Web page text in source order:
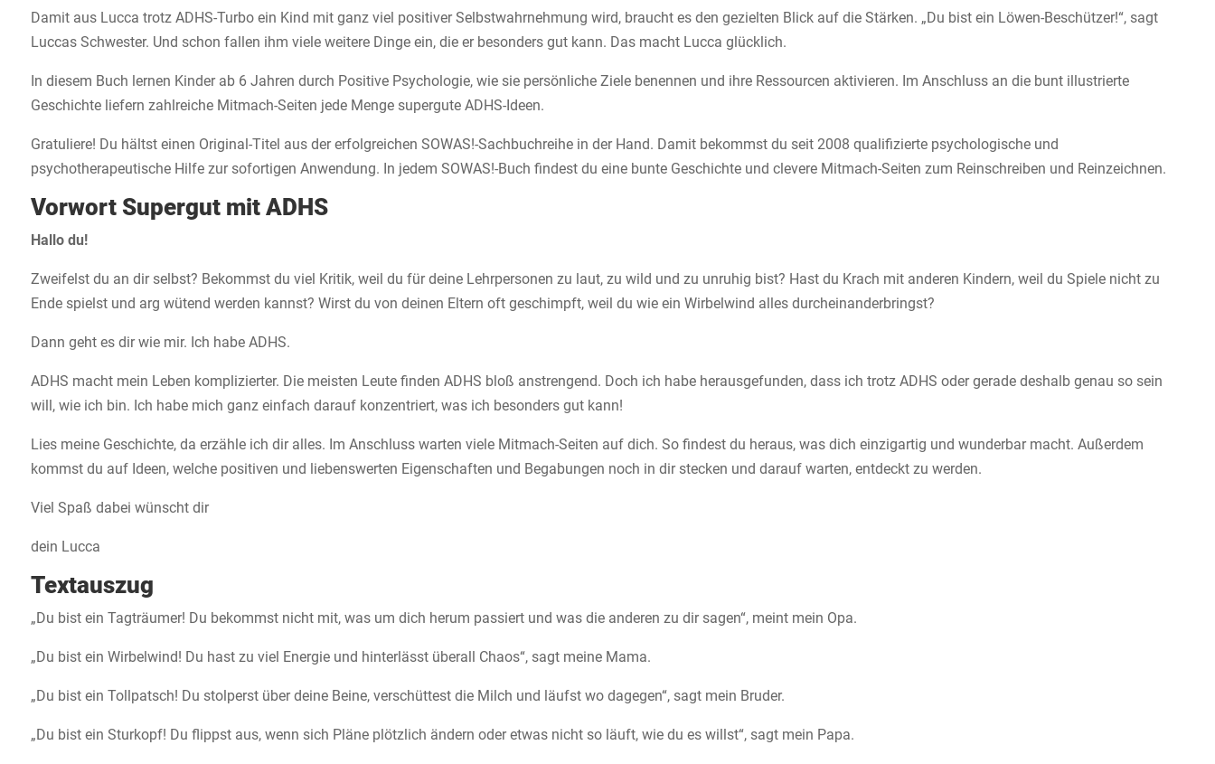
Damit aus Lucca trotz ADHS-Turbo ein Kind mit ganz viel positiver Selbstwahrnehmung wird, braucht es den gezielten Blick auf die Stärken. „Du bist ein Löwen-Beschützer!“, sagt
Luccas Schwester. Und schon fallen ihm viele weitere Dinge ein, die er besonders gut kann. Das macht Lucca glücklich.
In diesem Buch lernen Kinder ab 6 Jahren durch Positive Psychologie, wie sie persönliche Ziele benennen und ihre Ressourcen aktivieren. Im Anschluss an die bunt illustrierte
Geschichte liefern zahlreiche Mitmach-Seiten jede Menge supergute ADHS-Ideen.
Gratuliere! Du hältst einen Original-Titel aus der erfolgreichen SOWAS!-Sachbuchreihe in der Hand. Damit bekommst du seit 2008 qualifizierte psychologische und
psychotherapeutische Hilfe zur sofortigen Anwendung. In jedem SOWAS!-Buch findest du eine bunte Geschichte und clevere Mitmach-Seiten zum Reinschreiben und Reinzeichnen.
Vorwort Supergut mit ADHS
Hallo du!
Zweifelst du an dir selbst? Bekommst du viel Kritik, weil du für deine Lehrpersonen zu laut, zu wild und zu unruhig bist? Hast du Krach mit anderen Kindern, weil du Spiele nicht zu
Ende spielst und arg wütend werden kannst? Wirst du von deinen Eltern oft geschimpft, weil du wie ein Wirbelwind alles durcheinanderbringst?
Dann geht es dir wie mir. Ich habe ADHS.
ADHS macht mein Leben komplizierter. Die meisten Leute finden ADHS bloß anstrengend. Doch ich habe herausgefunden, dass ich trotz ADHS oder gerade deshalb genau so sein
will, wie ich bin. Ich habe mich ganz einfach darauf konzentriert, was ich besonders gut kann!
Lies meine Geschichte, da erzähle ich dir alles. Im Anschluss warten viele Mitmach-Seiten auf dich. So findest du heraus, was dich einzigartig und wunderbar macht. Außerdem
kommst du auf Ideen, welche positiven und liebenswerten Eigenschaften und Begabungen noch in dir stecken und darauf warten, entdeckt zu werden.
Viel Spaß dabei wünscht dir
dein Lucca
Textauszug
„Du bist ein Tagträumer! Du bekommst nicht mit, was um dich herum passiert und was die anderen zu dir sagen“, meint mein Opa.
„Du bist ein Wirbelwind! Du hast zu viel Energie und hinterlässt überall Chaos“, sagt meine Mama.
„Du bist ein Tollpatsch! Du stolperst über deine Beine, verschüttest die Milch und läufst wo dagegen“, sagt mein Bruder.
„Du bist ein Sturkopf! Du flippst aus, wenn sich Pläne plötzlich ändern oder etwas nicht so läuft, wie du es willst“, sagt mein Papa.